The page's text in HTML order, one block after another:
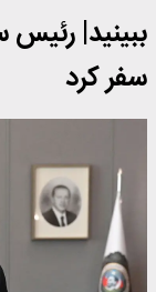
ببینید| رئیس
سفر کرد